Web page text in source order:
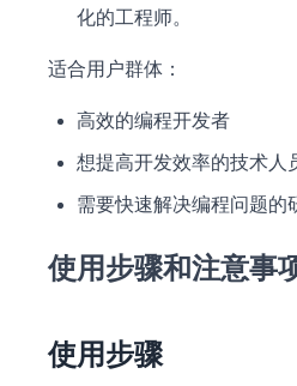
化的工程师。
适合用户群体：
高效的编程开发者
想提高开发效率的技术人
需要快速解决编程问题的
使用步骤和注意事
使用步骤